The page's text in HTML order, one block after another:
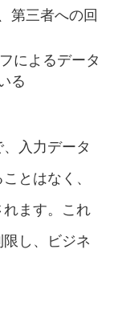
第三者への回
によるデータ
る
入力データ
とはなく、
ます。これ
し、ビジネ